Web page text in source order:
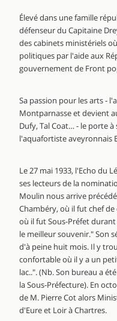
Élevé dans une famille
défenseur du Capitaine
des cabinets ministériels
politiques par l'aide aux
gouvernement de Front
Sa passion pour les arts -
Montparnasse et devient
Dufy, Tal Coat… - le porte
l'aquafortiste aveyronnais
Le 27 mai 1933, l'Echo du
ses lecteurs de la
Moulin nous arrive
Chambéry, où il fut chef
où il fut Sous-Préfet
le meilleur souvenir." Son
d'à peine huit mois. Il y
confortable où il y a un
lac..". (Nb. Son bureau a
la Sous-Préfecture). En
de M. Pierre Cot alors
d'Eure et Loir à Chartres.